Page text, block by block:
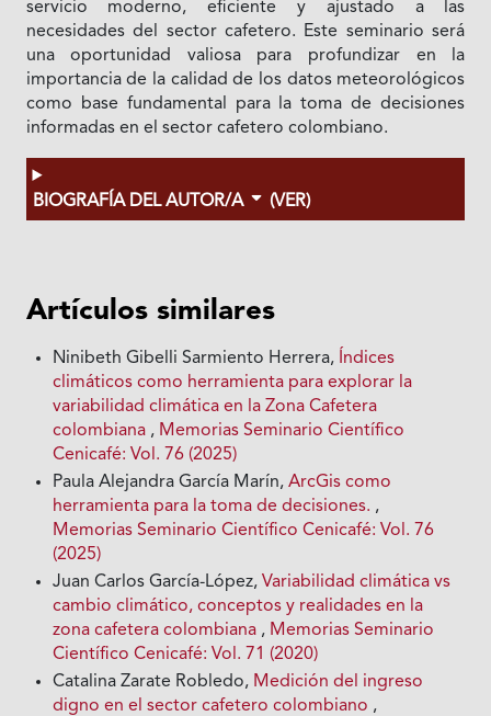
servicio moderno, eficiente y ajustado a las
necesidades del sector cafetero. Este seminario será
una oportunidad valiosa para profundizar en la
importancia de la calidad de los datos meteorológicos
como base fundamental para la toma de decisiones
informadas en el sector cafetero colombiano.
BIOGRAFÍA DEL AUTOR/A (VER)
Artículos similares
Ninibeth Gibelli Sarmiento Herrera, Índices
climáticos como herramienta para explorar la
variabilidad climática en la Zona Cafetera
colombiana , Memorias Seminario Científico
Cenicafé: Vol. 76 (2025)
Paula Alejandra García Marín,ArcGis como
herramienta para la toma de decisiones. ,
Memorias Seminario Científico Cenicafé: Vol. 76
(2025)
Juan Carlos García-López,Variabilidad climática vs
cambio climático, conceptos y realidades en la
zona cafetera colombiana , Memorias Seminario
Científico Cenicafé: Vol. 71 (2020)
Catalina Zarate Robledo, Medición del ingreso
digno en el sector cafetero colombiano ,